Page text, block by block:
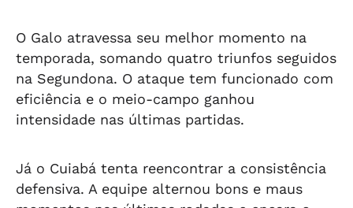
O Galo atravessa seu melhor momento na
temporada, somando quatro triunfos seguidos
na Segundona. O ataque tem funcionado com
eficiência e o meio-campo ganhou
intensidade nas últimas partidas.
Já o Cuiabá tenta reencontrar a consistência
defensiva. A equipe alternou bons e maus